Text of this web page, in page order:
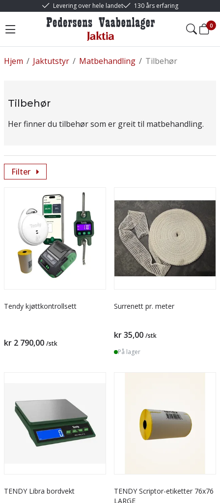
Levering over hele landet 130 års erfaring
0
/
Hjem /
Jaktutstyr /
Matbehandling Tilbehør
Tilbehør
Her finner du tilbehør som er greit til matbehandling.
Filter
Tendy kjøttkontrollsett
kr 2 790,00 /stk
Surrenett pr. meter
kr 35,00 /stk
På lager
TENDY Libra bordvekt
TENDY Scriptor-etiketter 76x76
LARGE